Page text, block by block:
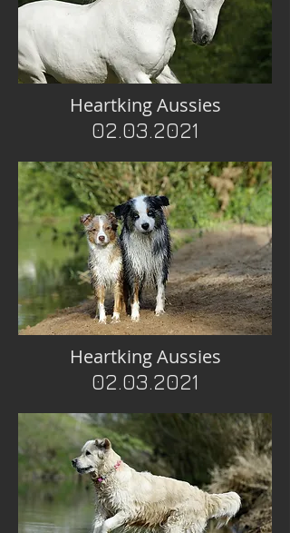
Heartking Aussies
02.03.2021
Heartking Aussies
02.03.2021